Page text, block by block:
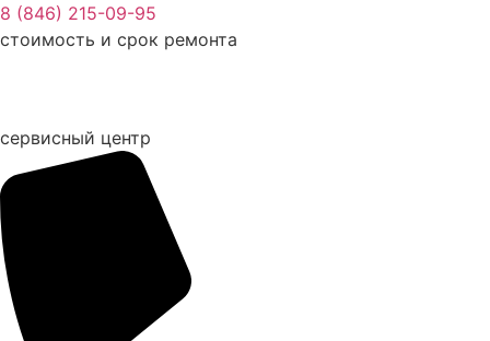
Перейти
к
8 (846) 215-09-95
стоимость и срок ремонта
сервисный центр